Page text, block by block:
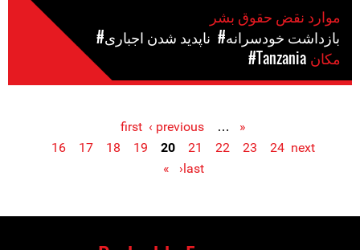
#ناپدید شدن اجباری
#بازداشت خودسرانه
#Tanzania
Pages
« first
‹ previous
…
16
17 18 19 20 21 22 23 24 next
›last »